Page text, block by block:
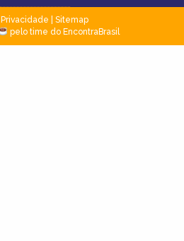
Privacidade
Sitemap
pelo time do EncontraBrasil